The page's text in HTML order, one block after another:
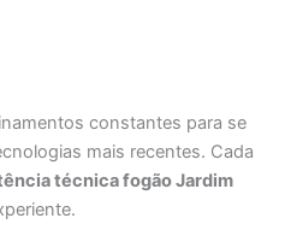
constantes para se
mais recentes. Cada
técnica fogão Jardim